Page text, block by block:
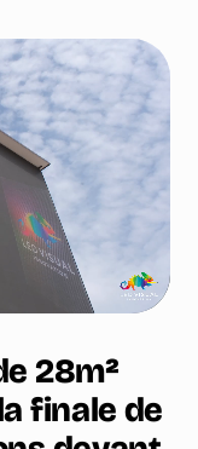
28m²
finale de